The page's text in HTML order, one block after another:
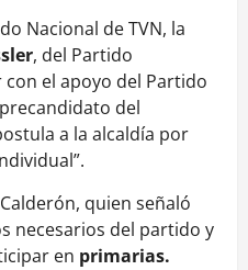
Nacional de TVN, la
, del Partido
el apoyo del Partido
del
a la alcaldía por
quien señaló
necesarios del partido y
en primarias.